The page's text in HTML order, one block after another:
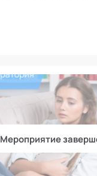
Мероприятие